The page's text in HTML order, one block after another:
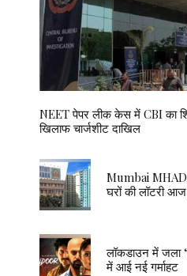
NEET पेपर लीक केस में CBI का
खिलाफ चार्जशीट दाखिल
Mumbai
घरों की लॉटरी
लॉकडाउन में जला
में आई नई गर्माहट